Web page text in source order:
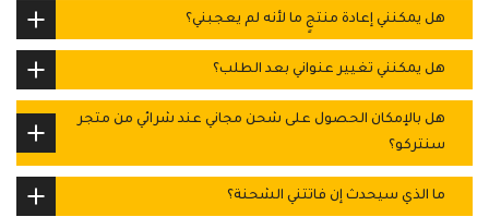
هل يمكنني إعادة منتجٍ ما لأنه لم يعجبني؟
هل يمكنني تغيير عنواني بعد الطلب؟
هل بالإمكان الحصول على شحن مجاني عند شرائي من متجر
سنتركو؟
ما الذي سيحدث إن فاتتني الشحنة؟